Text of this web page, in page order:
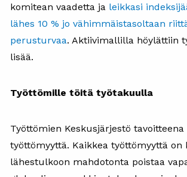
komitean vaadetta ja leikkasi
lähes 10 % jo vähimmäistasoltaan
perusturvaa. Aktiivimallilla höylättiin
lisää.
Työttömille töitä työtakuulla
Työttömien Keskusjärjestö
työttömyyttä. Kaikkea työttömyyttä on
lähestulkoon mahdotonta poistaa